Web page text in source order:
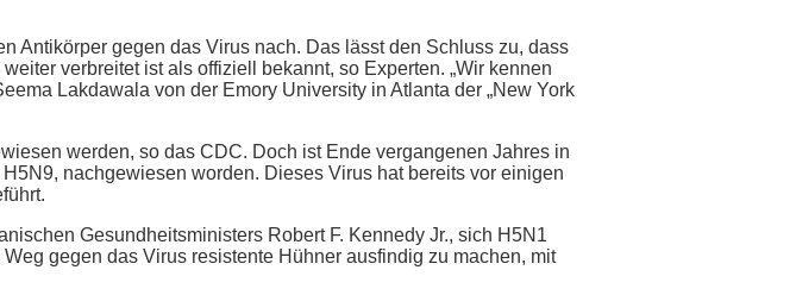
Antikörper gegen das Virus nach. Das lässt den Schluss zu, dass
verbreitet ist als offiziell bekannt, so Experten. „Wir kennen
Lakdawala von der Emory University in Atlanta der „New York
werden, so das CDC. Doch ist Ende vergangenen Jahres in
nachgewiesen worden. Dieses Virus hat bereits vor einigen
Gesundheitsministers Robert F. Kennedy Jr., sich H5N1
gegen das Virus resistente Hühner ausfindig zu machen, mit